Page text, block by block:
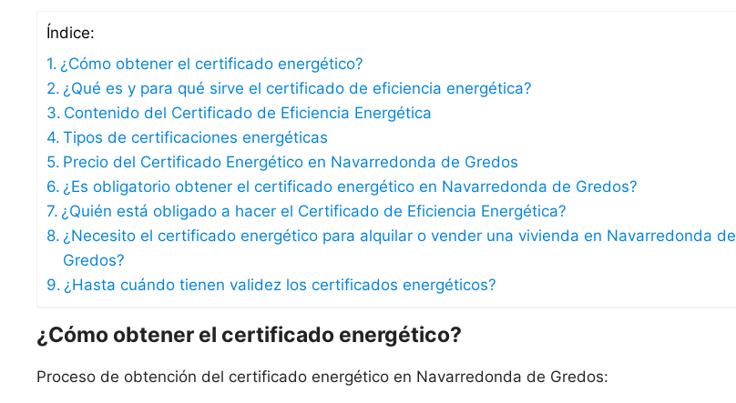
Índice:
¿Cómo obtener el certificado energético?
¿Qué es y para qué sirve el certificado de eficiencia energética?
Contenido del Certificado de Eficiencia Energética
Tipos de certificaciones energéticas
Precio del Certificado Energético en Navarredonda de Gredos
¿Es obligatorio obtener el certificado energético en Navarredonda de Gredos?
¿Quién está obligado a hacer el Certificado de Eficiencia Energética?
¿Necesito el certificado energético para alquilar o vender una vivienda en Navarredonda de
Gredos?
¿Hasta cuándo tienen validez los certificados energéticos?
¿Cómo obtener el certificado energético?
Proceso de obtención del certificado energético en Navarredonda de Gredos: